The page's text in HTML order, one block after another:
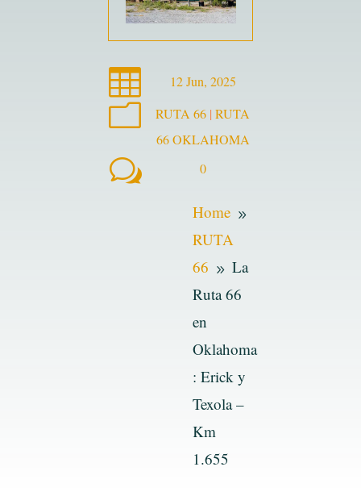
 12 Jun, 2025
m RUTA 66 | RUTA
66 OKLAHOMA
w 0
Home 9
RUTA
66 9 La
Ruta 66
en
Oklahoma
: Erick y
Texola –
Km
1.655